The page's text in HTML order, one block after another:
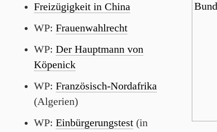
Freizügigkeit in China
WP: Frauenwahlrecht
WP: Der Hauptmann von
Köpenick
WP: Französisch-Nordafrika
(Algerien)
WP: Einbürgerungstest (in